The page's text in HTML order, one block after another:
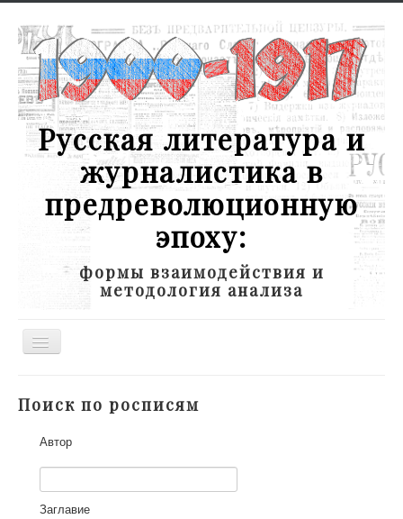
Русская литература и
журналистика в
предреволюционную
эпоху:
формы взаимодействия и
методология анализа
Toggle
Участники
Научная работа
Поиск по росписям
Автор
Заглавие